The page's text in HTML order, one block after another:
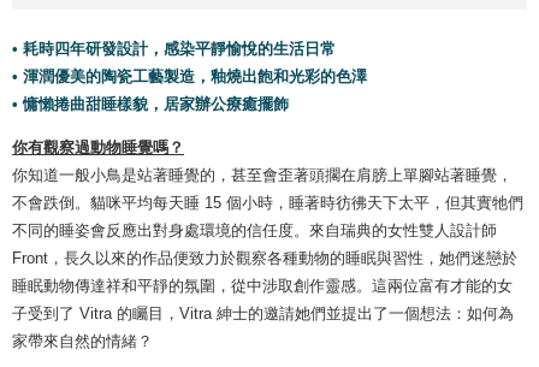
• 耗時四年研發設計，感染平靜愉悅的生活日常
• 渾潤優美的陶瓷工藝製造，釉燒出飽和光彩的色澤
• 慵懶捲曲甜睡樣貌，居家辦公療癒擺飾
你有觀察過動物睡覺嗎？
你知道一般小鳥是站著睡覺的，甚至會歪著頭擱在肩膀上單腳站著睡覺，
不會跌倒。貓咪平均每天睡 15 個小時，睡著時彷彿天下太平，但其實牠們
不同的睡姿會反應出對身處環境的信任度。來自瑞典的女性雙人設計師
Front，長久以來的作品便致力於觀察各種動物的睡眠與習性，她們迷戀於
睡眠動物傳達祥和平靜的氛圍，從中涉取創作靈感。這兩位富有才能的女
子受到了 Vitra 的矚目，Vitra 紳士的邀請她們並提出了一個想法：如何為
家帶來自然的情緒？